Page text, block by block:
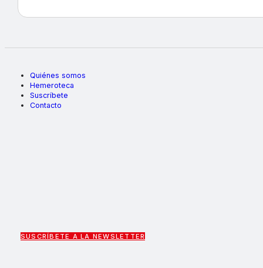
Quiénes somos
Hemeroteca
Suscríbete
Contacto
SUSCRÍBETE A LA NEWSLETTER